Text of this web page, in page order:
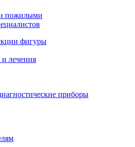
пожилыми
фигуры
лечения
приборы